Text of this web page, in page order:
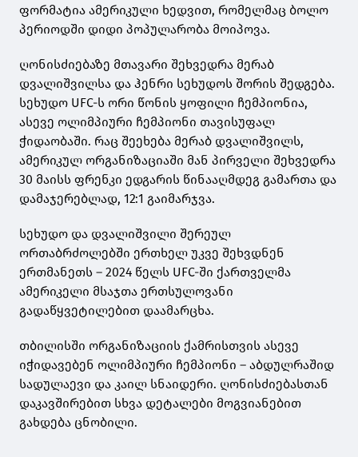
ფორმატია ამერიკული ხედვით, რომელმაც ბოლო
პერიოდში დიდი პოპულარობა მოიპოვა.
ღონისძიებაზე მთავარი შეხვედრა მერაბ
დვალიშვილსა და ჰენრი სეხუდოს შორის შედგება.
სეხუდო UFC-ს ორი წონის ყოფილი ჩემპიონია,
ასევე ოლიმპიური ჩემპიონი თავისუფალ
ჭიდაობაში. რაც შეეხება მერაბ დვალიშვილს,
ამერიკულ ორგანიზაციაში მან პირველი შეხვედრა
30 მაისს ფრენკი ედგარის წინააღმდეგ გამართა და
დამაჯერებლად, 12:1 გაიმარჯვა.
სეხუდო და დვალიშვილი შერეულ
ორთაბრძოლებში ერთხელ უკვე შეხვდნენ
ერთმანეთს – 2024 წელს UFC-ში ქართველმა
ამერიკელი მსაჯთა ერთსულოვანი
გადაწყვეტილებით დაამარცხა.
თბილისში ორგანიზაციის ქამრისთვის ასევე
იჭიდავებენ ოლიმპიური ჩემპიონი – აბდულრაშიდ
სადულაევი და კაილ სნაიდერი. ღონისძიებასთან
დაკავშირებით სხვა დეტალები მოგვიანებით
გახდება ცნობილი.